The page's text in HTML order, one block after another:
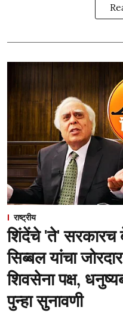
राष्ट्रीय
शिंदेंचे 'ते' सरकारच
सिब्बल यांचा
शिवसेना पक्ष,
पुन्हा सुनावणी